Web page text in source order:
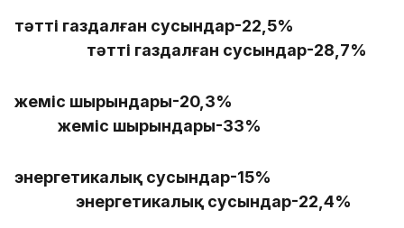
тәтті газдалған сусындар-22,5%
тәтті газдалған сусындар-28,7%
жеміс шырындары-20,3%
жеміс шырындары-33%
энергетикалық сусындар-15%
энергетикалық сусындар-22,4%